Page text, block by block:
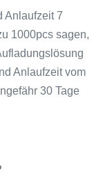
Anlaufzeit 7
1000pcs sagen,
Anlaufzeit vom
30 Tage